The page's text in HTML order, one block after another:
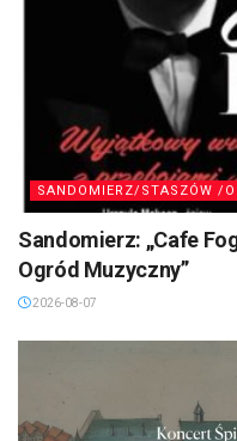
SANDOMIERZ/STASZÓW /
Sandomierz: „Cafe
Ogród Muzyczny”
2026-08-07